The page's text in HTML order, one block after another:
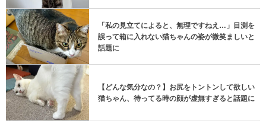
「私の見立てによると、無理ですねえ…」目測を
誤って箱に入れない猫ちゃんの姿が微笑ましいと
話題に
【どんな気分なの？】お尻をトントンして欲しい
猫ちゃん、待ってる時の顔が虚無すぎると話題に